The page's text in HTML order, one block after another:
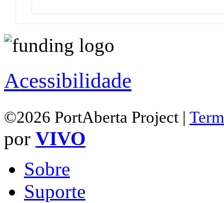
Acessibilidade
©2026 PortAberta Project |
por VIVO
Sobre
Suporte